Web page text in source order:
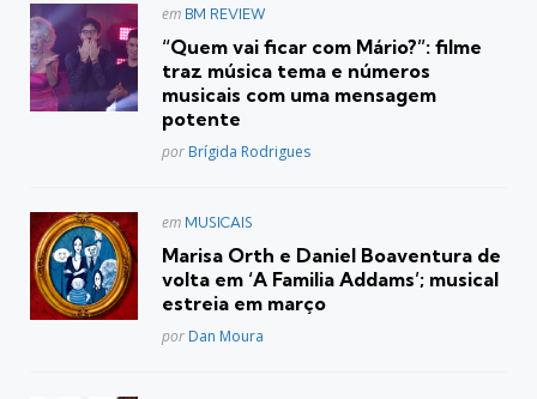
Postado
em BM REVIEW
“Quem vai ficar com Mário?”: filme
traz música tema e números
musicais com uma mensagem
potente
Posted
por Brígida Rodrigues
Postado
em MUSICAIS
Marisa Orth e Daniel Boaventura de
volta em ‘A Familia Addams’; musical
estreia em março
Posted
por Dan Moura